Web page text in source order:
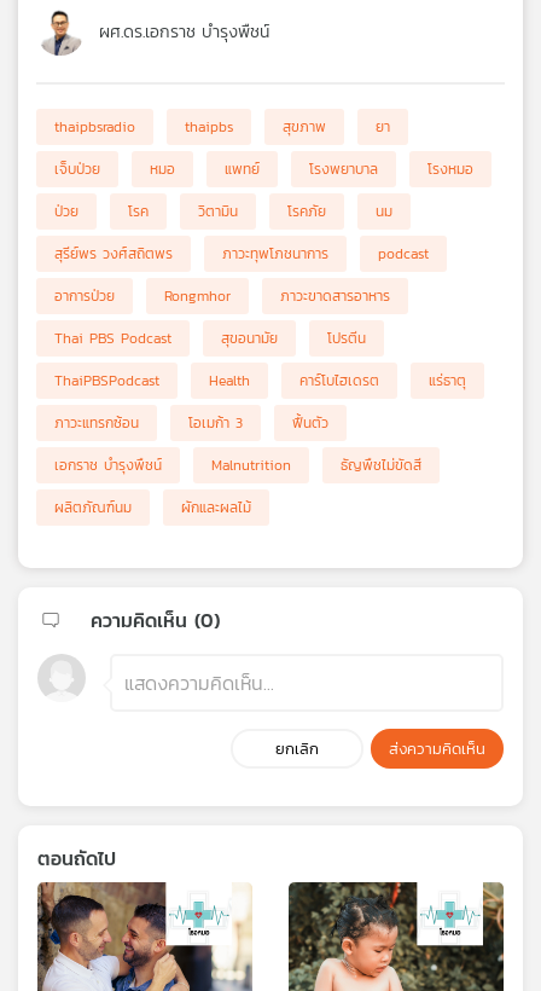
ผศ.ดร.เอกราช บำรุงพืชน์
thaipbsradio thaipbs สุขภาพ
ยา
เจ็บป่วย
หมอ แพทย์ โรงพยาบาล
โรงหมอ
ป่วย
โรค วิตามิน โรคภัย
นม
สุรีย์พร วงศ์สถิตพร
ภาวะทุพโภชนาการ
podcast
อาการป่วย
Rongmhor
ภาวะขาดสารอาหาร
Thai PBS Podcast
สุขอนามัย
โปรตีน
ThaiPBSPodcast
Health คาร์โบไฮเดรต
แร่ธาตุ
ภาวะแทรกซ้อน
โอเมก้า 3
ฟื้นตัว
เอกราช บำรุงพืชน์
Malnutrition
ธัญพืชไม่ขัดสี
ผลิตภัณฑ์นม
ผักและผลไม้
ความคิดเห็น (0)
ยกเลิก ส่งความคิดเห็น
ตอนถัดไป